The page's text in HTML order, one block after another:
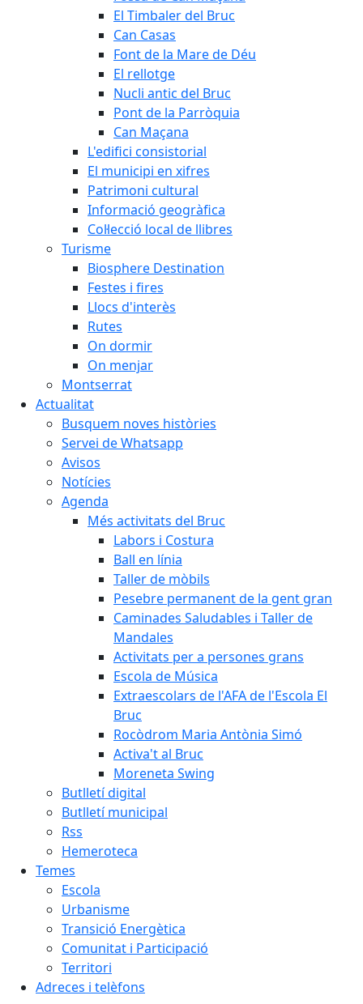
El Timbaler del Bruc
Can Casas
Font de la Mare de Déu
El rellotge
Nucli antic del Bruc
Pont de la Parròquia
Can Maçana
L'edifici consistorial
El municipi en xifres
Patrimoni cultural
Informació geogràfica
Col·lecció local de llibres
Turisme
Biosphere Destination
Festes i fires
Llocs d'interès
Rutes
On dormir
On menjar
Montserrat
Actualitat
Busquem noves històries
Servei de Whatsapp
Avisos
Notícies
Agenda
Més activitats del Bruc
Labors i Costura
Ball en línia
Taller de mòbils
Pesebre permanent de la gent gran
Caminades Saludables i Taller de
Mandales
Activitats per a persones grans
Escola de Música
Extraescolars de l'AFA de l'Escola El
Bruc
Rocòdrom Maria Antònia Simó
Activa't al Bruc
Moreneta Swing
Butlletí digital
Butlletí municipal
Rss
Hemeroteca
Temes
Escola
Urbanisme
Transició Energètica
Comunitat i Participació
Territori
Adreces i telèfons